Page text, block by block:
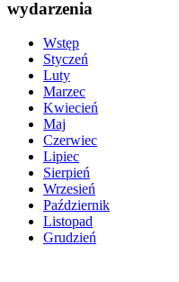
wydarzenia
Wstęp
Styczeń
Luty
Marzec
Kwiecień
Maj
Czerwiec
Lipiec
Sierpień
Wrzesień
Październik
Listopad
Grudzień